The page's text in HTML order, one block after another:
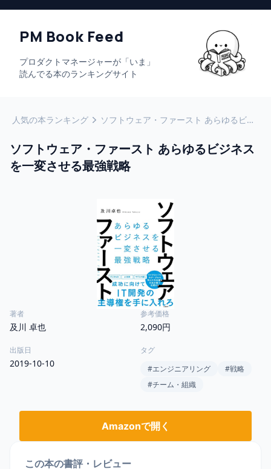
PM Book Feed
プロダクトマネージャーが「いま」
読んでる本のランキングサイト
人気の本ランキング ソフトウェア・ファースト あらゆるビジネスを一変させる最強戦略
ソフトウェア・ファースト あらゆるビジネス
を一変させる最強戦略
著者
及川 卓也
参考価格
2,090円
出版日
2019-10-10
タグ
#エンジニアリング #戦略
#チーム・組織
Amazonで開く
この本の書評・レビュー